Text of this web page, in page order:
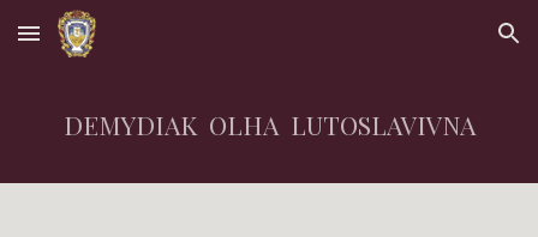
Skip to main content Skip to navigation
DEMYDIAK OLHA LUTOSLAVIVNA